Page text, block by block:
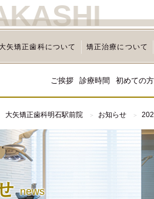
大矢矯正歯科について 矯正治療について
ご挨拶 診療時間 初めての
矢矯正歯科明石駅前院 お知らせ
news